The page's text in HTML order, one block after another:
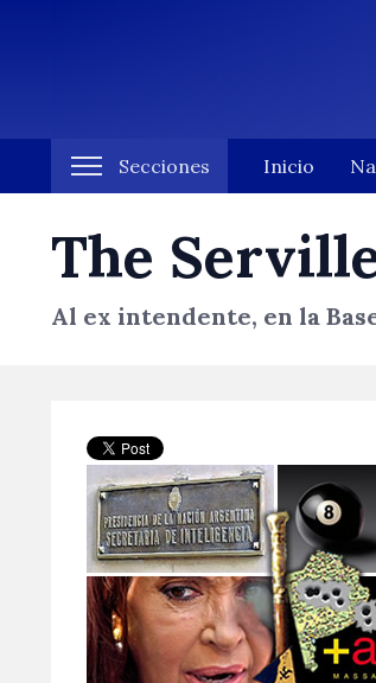
Secciones Inicio
The
Al ex intendente, en la